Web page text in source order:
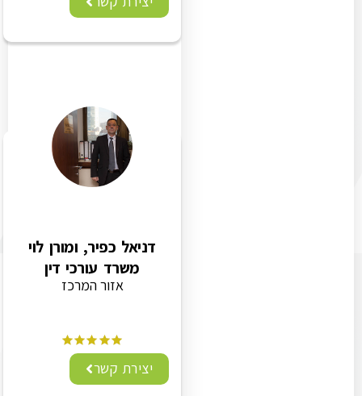
דניאל כפיר, ומורן לוי
משרד עורכי דין
אזור המרכז
יצירת קשר